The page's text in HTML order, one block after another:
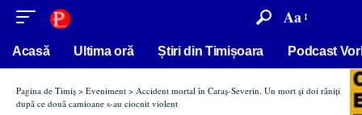
conținut Aa
Acasă Ultima oră Știri din Timișoara Podcast
Pagina de Timiș > Eveniment > Accident mortal în Caraș-Severin. Un mort și doi răniți
după ce două camioane s-au ciocnit violent